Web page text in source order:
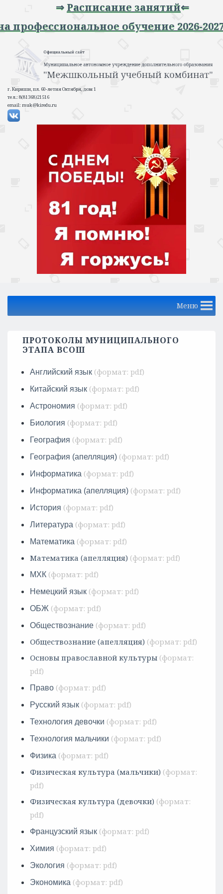
⇒Расписание занятий⇐
профессиональное обучение 2026-
г. Кириши, пл. 60-летия Октября, дом 1
тел.: 8(81368)21516
email: muk@kiredu.ru
Меню
ПРОТОКОЛЫ МУНИЦИПАЛЬНОГО
ЭТАПА ВСОШ
Английский язык
Китайский язык
Астрономия
Биология
География
География (апелляция)
Информатика
Информатика (апелляция)
История
Литература
Математика
Математика (апелляция)
МХК
Немецкий язык
ОБЖ
Обществознание
Обществознание (апелляция)
Основы православной культуры
Право
Русский язык
Технология девочки
Технология мальчики
Физика
Физическая культура (мальчики)
Физическая культура (девочки)
Французский язык
Химия
Экология
Экономика